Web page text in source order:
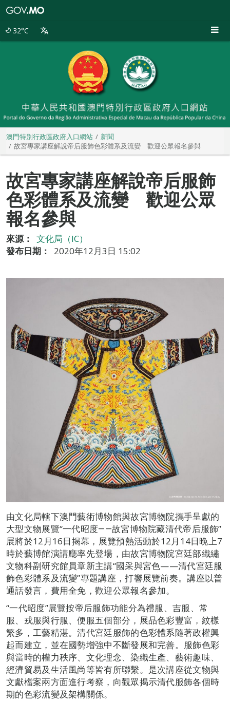
32°C
澳門特別行政區政府入口網站
新聞
故宮專家講座解說帝后服飾色彩體系及流變 歡迎公眾報名參與
故宮專家講座解說帝后服飾
色彩體系及流變 歡迎公眾
報名參與
來源：
文化局（IC）
發布日期：
2020年12月3日 15:02
由文化局轄下澳門藝術博物館與故宮博物院攜手呈獻的
大型文物展覽“一代昭度――故宮博物院藏清代帝后服飾”
展將於12月16日揭幕，展覽預熱活動於12月14日晚上7
時於藝博館演講廳率先登場，由故宮博物院宮廷部織繡
文物科副研究館員章新主講“國采與宮色——清代宮廷服
飾色彩體系及流變”專題講座，打響展覽前奏。講座以普
通話發言，費用全免，歡迎公眾報名參加。
“一代昭度”展覽按帝后服飾功能分為禮服、吉服、常
服、戎服與行服、便服五個部分，展品色彩豐富，紋樣
繁多，工藝精湛。清代宮廷服飾的色彩體系隨著政權興
起而建立，並在國勢增強中不斷發展和完善。服飾色彩
與當時的權力秩序、文化理念、染織生產、藝術趣味、
經濟貿易及生活風尚等皆有所聯繫。是次講座從文物與
文獻檔案兩方面進行考察，向觀眾揭示清代服飾各個時
期的色彩流變及架構關係。